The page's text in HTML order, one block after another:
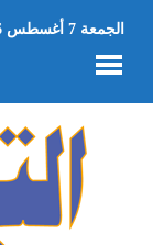
الجمعة 7 أغسطس 2026